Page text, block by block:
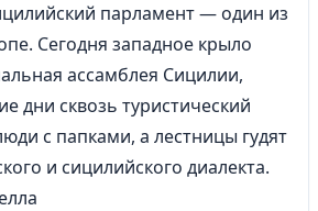
парламент — один из
Сегодня западное крыло
ассамблея Сицилии,
дни сквозь туристический
с папками, а лестницы гудят
и сицилийского диалекта.